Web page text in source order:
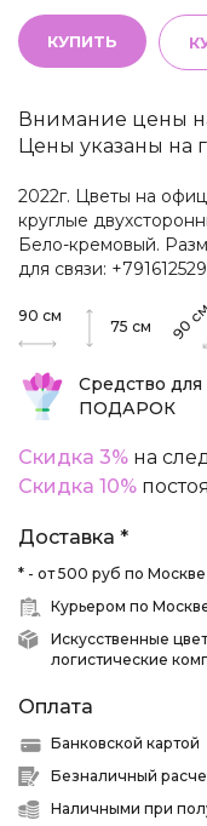
КУПИТЬ
Внимание цены
Цены указаны на
2022г. Цветы на
круглые
Бело-кремовый.
для связи:
90 см
75 см 90
Средство
ПОДАРОК
Скидка 3% на
Скидка 10%
Доставка *
* - от 500 руб по
Курьером по
Искусственные
логистические
Оплата
Банковской картой
Безналичный
Наличными при